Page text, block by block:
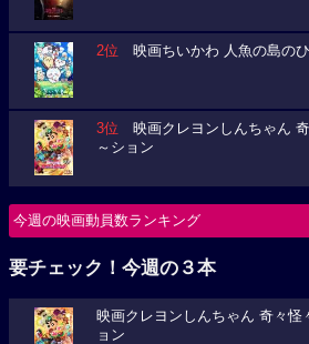
2位 映画ちいかわ 人魚の島の
3位 映画クレヨンしんちゃん
～ション
今週の映画動員数ランキング
要チェック！今週の３本
映画クレヨンしんちゃん 奇々怪
ョン